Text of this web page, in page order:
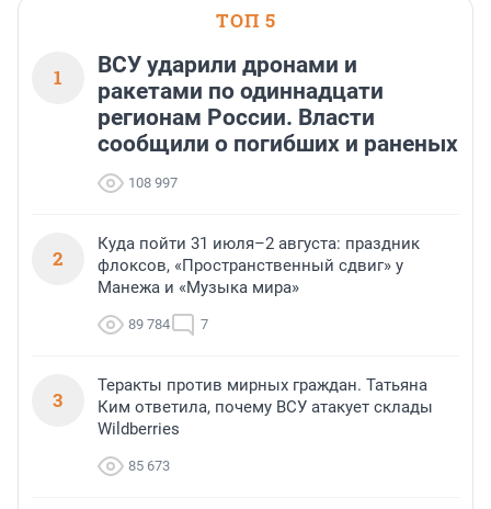
ТОП 5
1
ВСУ ударили дронами и
ракетами по одиннадцати
регионам России. Власти
сообщили о погибших и раненых
108 997
2
Куда пойти 31 июля–2 августа: праздник
флоксов, «Пространственный сдвиг» у
Манежа и «Музыка мира»
89 784 7
3
Теракты против мирных граждан. Татьяна
Ким ответила, почему ВСУ атакует склады
Wildberries
85 673